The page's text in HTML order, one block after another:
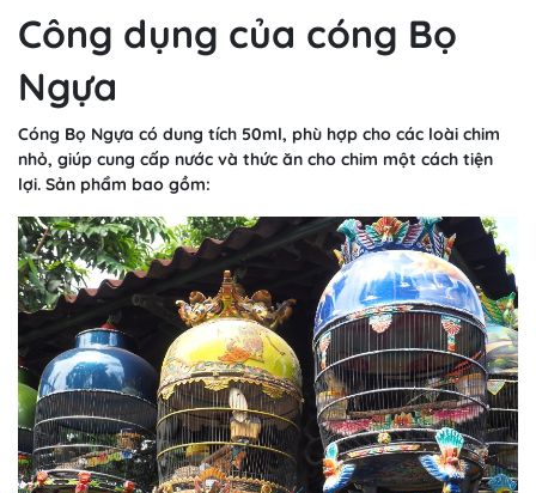
Công dụng của cóng Bọ
Ngựa
Cóng Bọ Ngựa có dung tích 50ml, phù hợp cho các loài chim
nhỏ, giúp cung cấp nước và thức ăn cho chim một cách tiện
lợi. Sản phẩm bao gồm: